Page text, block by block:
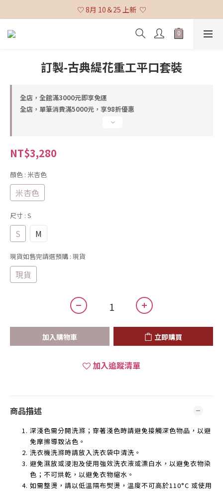
♡ 全館消費滿 $3,000 免運 (不含貨到付款及海外配送) ♡
♡ 8月 10＆25 上新  ♡
♡ 全館消費滿 $3,000 免運 (不含貨到付款及海外配送) ♡
訂製-古典緹花重工平口套裝
全店，全館滿3000元即享免運
全店，單筆消費滿5000元，享98折優惠
NT$3,280
顏色 : 米杏色
米杏色
尺寸 : S
S M
現貨如售完請選預購 : 現貨
現貨
加入購物車 立即購買
加入追蹤清單
商品描述
深淺色需分開洗滌；穿著淺色時請避免接觸深色物品，以避
免摩擦導致沾色。
洗衣機洗滌時請放入洗衣袋中清洗。
避免濕放或浸泡及使用強效洗衣液或漂白水，以避免衣物染
色；不可烘乾，以避免衣物縮水。
如需整燙，請以低溫隔布熨燙，溫度不可高於110°C 或使用